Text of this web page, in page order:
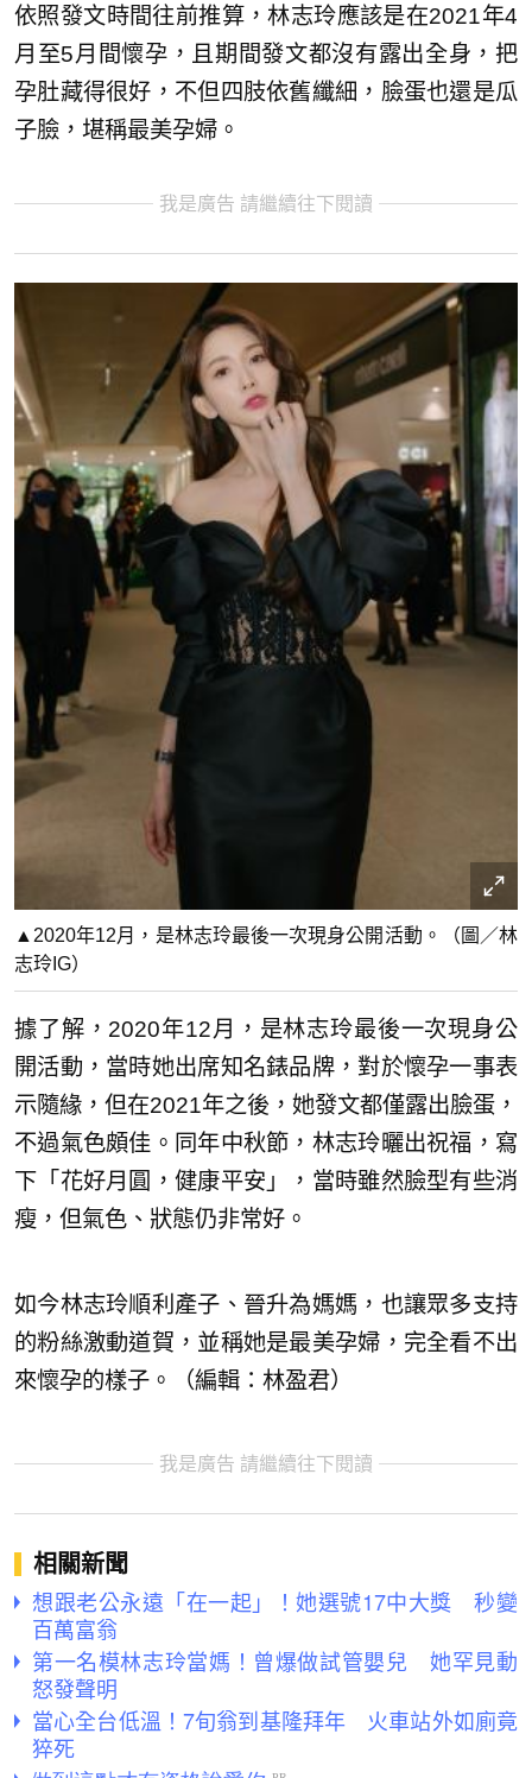
依照發文時間往前推算，林志玲應該是在2021年4
月至5月間懷孕，且期間發文都沒有露出全身，把
孕肚藏得很好，不但四肢依舊纖細，臉蛋也還是瓜
子臉，堪稱最美孕婦。
我是廣告 請繼續往下閱讀
▲2020年12月，是林志玲最後一次現身公開活動。（圖／林
志玲IG）
據了解，2020年12月，是林志玲最後一次現身公
開活動，當時她出席知名錶品牌，對於懷孕一事表
示隨緣，但在2021年之後，她發文都僅露出臉蛋，
不過氣色頗佳。同年中秋節，林志玲曬出祝福，寫
下「花好月圓，健康平安」，當時雖然臉型有些消
瘦，但氣色、狀態仍非常好。
如今林志玲順利產子、晉升為媽媽，也讓眾多支持
的粉絲激動道賀，並稱她是最美孕婦，完全看不出
來懷孕的樣子。（編輯：林盈君）
我是廣告 請繼續往下閱讀
相關新聞
想跟老公永遠「在一起」！她選號17中大獎 秒變
百萬富翁
第一名模林志玲當媽！曾爆做試管嬰兒 她罕見動
怒發聲明
當心全台低溫！7旬翁到基隆拜年 火車站外如廁竟
猝死